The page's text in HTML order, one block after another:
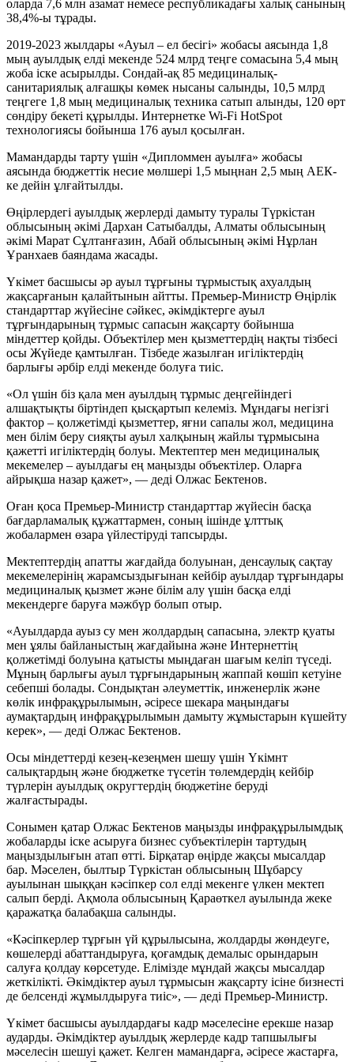
оларда 7,6 млн азамат немесе республикадағы халық санының
38,4%-ы тұрады.
2019-2023 жылдары «Ауыл – ел бесігі» жобасы аясында 1,8
мың ауылдық елді мекенде 524 млрд теңге сомасына 5,4 мың
жоба іске асырылды. Сондай-ақ 85 медициналық-
санитариялық алғашқы көмек нысаны салынды, 10,5 млрд
теңгеге 1,8 мың медициналық техника сатып алынды, 120 өрт
сөндіру бекеті құрылды. Интернетке Wi-Fi HotSpot
технологиясы бойынша 176 ауыл қосылған.
Мамандарды тарту үшін «Дипломмен ауылға» жобасы
аясында бюджеттік несие мөлшері 1,5 мыңнан 2,5 мың АЕК-
ке дейін ұлғайтылды.
Өңірлердегі ауылдық жерлерді дамыту туралы Түркістан
облысының әкімі Дархан Сатыбалды, Алматы облысының
әкімі Марат Сұлтанғазин, Абай облысының әкімі Нұрлан
Ұранхаев баяндама жасады.
Үкімет басшысы әр ауыл тұрғыны тұрмыстық ахуалдың
жақсарғанын қалайтынын айтты. Премьер-Министр Өңірлік
стандарттар жүйесіне сәйкес, әкімдіктерге ауыл
тұрғындарының тұрмыс сапасын жақсарту бойынша
міндеттер қойды. Объектілер мен қызметтердің нақты тізбесі
осы Жүйеде қамтылған. Тізбеде жазылған игіліктердің
барлығы әрбір елді мекенде болуға тиіс.
«Ол үшін біз қала мен ауылдың тұрмыс деңгейіндегі
алшақтықты біртіндеп қысқартып келеміз. Мұндағы негізгі
фактор – қолжетімді қызметтер, яғни сапалы жол, медицина
мен білім беру сияқты ауыл халқының жайлы тұрмысына
қажетті игіліктердің болуы. Мектептер мен медициналық
мекемелер – ауылдағы ең маңызды объектілер. Оларға
айрықша назар қажет», — деді Олжас Бектенов.
Оған қоса Премьер-Министр стандарттар жүйесін басқа
бағдарламалық құжаттармен, соның ішінде ұлттық
жобалармен өзара үйлестіруді тапсырды.
Мектептердің апатты жағдайда болуынан, денсаулық сақтау
мекемелерінің жарамсыздығынан кейбір ауылдар тұрғындары
медициналық қызмет және білім алу үшін басқа елді
мекендерге баруға мәжбүр болып отыр.
«Ауылдарда ауыз су мен жолдардың сапасына, электр қуаты
мен ұялы байланыстың жағдайына және Интернеттің
қолжетімді болуына қатысты мыңдаған шағым келіп түседі.
Мұның барлығы ауыл тұрғындарының жаппай көшіп кетуіне
себепші болады. Сондықтан әлеуметтік, инженерлік және
көлік инфрақұрылымын, әсіресе шекара маңындағы
аумақтардың инфрақұрылымын дамыту жұмыстарын күшейту
керек», — деді Олжас Бектенов.
Осы міндеттерді кезең-кезеңмен шешу үшін Үкімнт
салықтардың және бюджетке түсетін төлемдердің кейбір
түрлерін ауылдық округтердің бюджетіне беруді
жалғастырады.
Сонымен қатар Олжас Бектенов маңызды инфрақұрылымдық
жобаларды іске асыруға бизнес субъектілерін тартудың
маңыздылығын атап өтті. Бірқатар өңірде жақсы мысалдар
бар. Мәселен, былтыр Түркістан облысының Шұбарсу
ауылынан шыққан кәсіпкер сол елді мекенге үлкен мектеп
салып берді. Ақмола облысының Қараөткел ауылында жеке
қаражатқа балабақша салынды.
«Кәсіпкерлер тұрғын үй құрылысына, жолдарды жөндеуге,
көшелерді абаттандыруға, қоғамдық демалыс орындарын
салуға қолдау көрсетуде. Елімізде мұндай жақсы мысалдар
жеткілікті. Әкімдіктер ауыл тұрмысын жақсарту ісіне бизнесті
де белсенді жұмылдыруға тиіс», — деді Премьер-Министр.
Үкімет басшысы ауылдардағы кадр мәселесіне ерекше назар
аударды. Әкімдіктер ауылдық жерлерде кадр тапшылығы
мәселесін шешуі қажет. Келген мамандарға, әсіресе жастарға,